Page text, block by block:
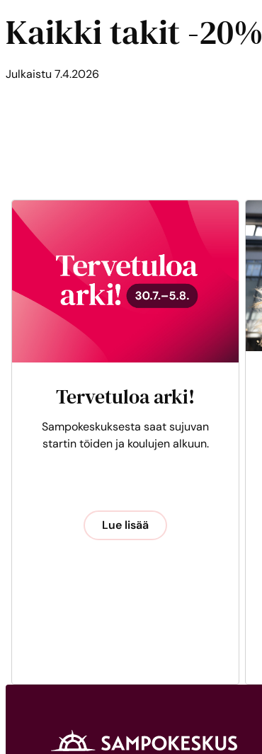
Kaikki takit -20%
Julkaistu 7.4.2026
Tervetuloa arki!
Sampokeskuksesta saat sujuvan
startin töiden ja koulujen alkuun.
Lue lisää